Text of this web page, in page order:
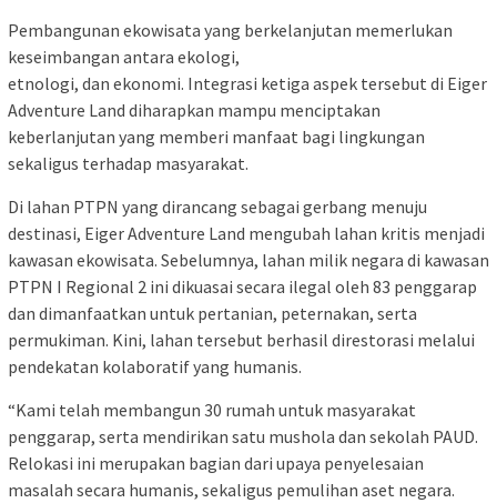
Pembangunan ekowisata yang berkelanjutan memerlukan
keseimbangan antara ekologi,
etnologi, dan ekonomi. Integrasi ketiga aspek tersebut di Eiger
Adventure Land diharapkan mampu menciptakan
keberlanjutan yang memberi manfaat bagi lingkungan
sekaligus terhadap masyarakat.
Di lahan PTPN yang dirancang sebagai gerbang menuju
destinasi, Eiger Adventure Land mengubah lahan kritis menjadi
kawasan ekowisata. Sebelumnya, lahan milik negara di kawasan
PTPN I Regional 2 ini dikuasai secara ilegal oleh 83 penggarap
dan dimanfaatkan untuk pertanian, peternakan, serta
permukiman. Kini, lahan tersebut berhasil direstorasi melalui
pendekatan kolaboratif yang humanis.
“Kami telah membangun 30 rumah untuk masyarakat
penggarap, serta mendirikan satu mushola dan sekolah PAUD.
Relokasi ini merupakan bagian dari upaya penyelesaian
masalah secara humanis, sekaligus pemulihan aset negara.